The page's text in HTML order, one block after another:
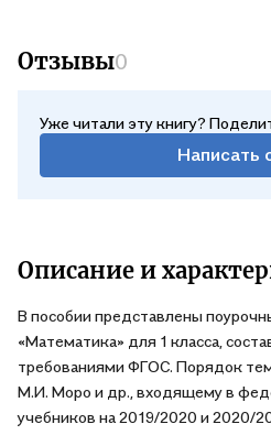
Отзывы0
Уже читали эту книгу?
Написать
Описание и
В пособии представлены
«Математика» для 1 класса,
требованиями ФГОС. Порядок
М.И. Моро и др., входящему в
учебников на 2019/2020 и 2020/